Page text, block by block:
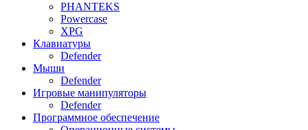
PHANTEKS
Powercase
XPG
Клавиатуры
Defender
Мыши
Defender
Игровые манипуляторы
Defender
Программное обеспечение